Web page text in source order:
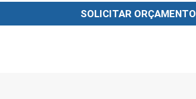
SOLICITAR ORÇAMENTO